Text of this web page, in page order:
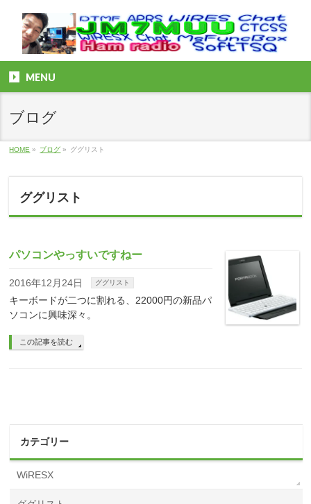
MENU
ブログ
HOME » ブログ » ググリスト
ググリスト
パソコンやっすいですねー
2016年12月24日 ググリスト
キーボードが二つに割れる、22000円の新品パ
ソコンに興味深々。
この記事を読む
カテゴリー
WiRESX